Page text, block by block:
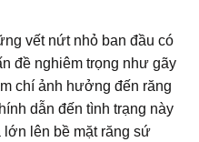
vết nứt nhỏ ban đầu có
đề nghiêm trọng như gãy
chí ảnh hưởng đến răng
dẫn đến tình trạng này
lên bề mặt răng sứ